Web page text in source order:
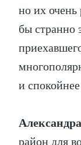
но их очень
бы странно
и
район для